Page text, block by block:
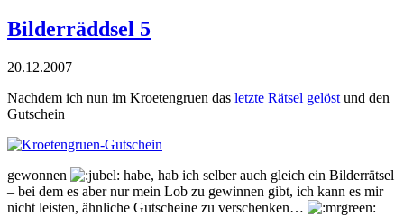
Bilderräddsel 5
20.12.2007
Nachdem ich nun im Kroetengruen das letzte Rätsel gelöst und den
Gutschein
gewonnen
habe, hab ich selber auch gleich ein Bilderrätsel
– bei dem es aber nur mein Lob zu gewinnen gibt, ich kann es mir
nicht leisten, ähnliche Gutscheine zu verschenken…